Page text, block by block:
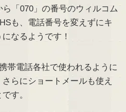
「070」の番号のウィルコム
も、電話番号を変えずにキ
なるようです！
帯電話各社で使われるように
らにショートメールも使え
す。